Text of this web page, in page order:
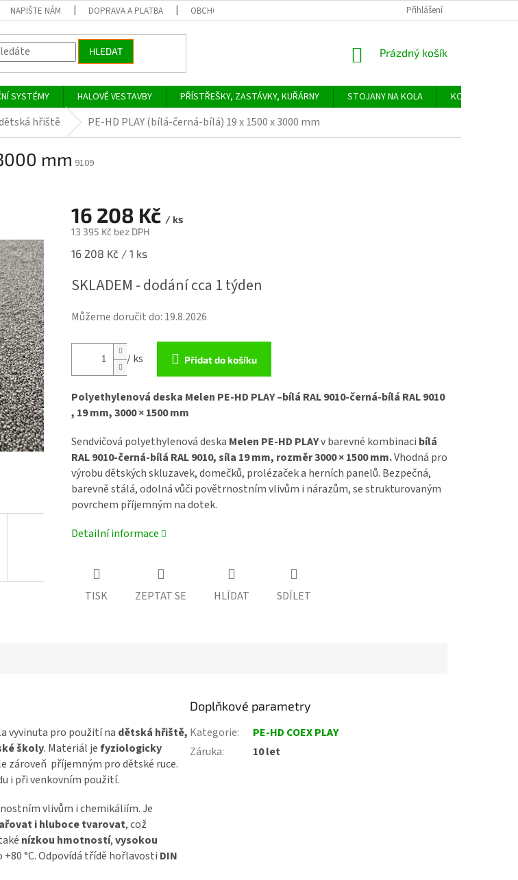
NAPIŠTE NÁM DOPRAVA A PLATBA OBCHODNÍ PODMÍNKY PODMÍNKY OCHRANY OSOBNÍCH ÚDAJŮ
Přihlášení
HLEDAT
NÁKUPNÍ
Prázdný košík
SYSTÉMY HALOVÉ VESTAVBY PŘÍSTŘEŠKY, ZASTÁVKY, KUŘÁRNY STOJANY NA KOLA KONTAKTY
hřiště PE-HD PLAY (bílá-černá-bílá) 19 x 1500 x 3000 mm
mm 9109
16 208 Kč / ks
13 395 Kč bez DPH
Měrná
16 208 Kč / 1 ks
SKLADEM - dodání cca 1 týden
Můžeme doručit do: 19.8.2026
/ ks Přidat do košíku
Polyethylenová deska Melen PE-HD PLAY –bílá RAL 9010-černá-bílá RAL 9010
, 19 mm, 3000 × 1500 mm
Sendvičová polyethylenová deska Melen PE-HD PLAYv barevné kombinaci bílá
RAL 9010-černá-bílá RAL 9010, síla 19 mm, rozměr 3000 × 1500 mm.Vhodná pro
výrobu dětských skluzavek, domečků, prolézaček a herních panelů. Bezpečná,
barevně stálá, odolná vůči povětrnostním vlivům i nárazům, se strukturovaným
povrchem příjemným na dotek.
Detailní informace
TISK ZEPTAT SE HLÍDAT SDÍLET
vyvinuta pro použití na dětská hřiště,
školy. Materiál jefyziologicky
zároveň příjemným pro dětské ruce.
i při venkovním použití.
vlivům i chemikáliím. Je
i hluboce tvarovat, což
nízkou hmotností,vysokou
°C. Odpovídá třídě hořlavosti DIN
Doplňkové parametry
Kategorie:
PE-HD COEX PLAY
Záruka: 10 let